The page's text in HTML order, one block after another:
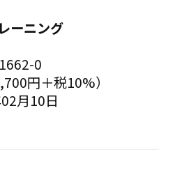
ーニング
0
円＋税10%）
月10日